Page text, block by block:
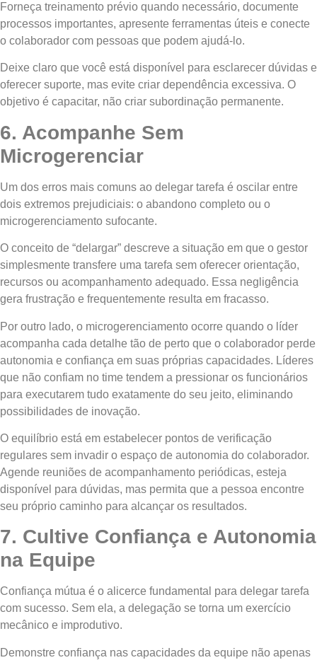
Forneça treinamento prévio quando necessário, documente
processos importantes, apresente ferramentas úteis e conecte
o colaborador com pessoas que podem ajudá-lo.
Deixe claro que você está disponível para esclarecer dúvidas e
oferecer suporte, mas evite criar dependência excessiva. O
objetivo é capacitar, não criar subordinação permanente.
6. Acompanhe Sem
Microgerenciar
Um dos erros mais comuns ao delegar tarefa é oscilar entre
dois extremos prejudiciais: o abandono completo ou o
microgerenciamento sufocante.
O conceito de “delargar” descreve a situação em que o gestor
simplesmente transfere uma tarefa sem oferecer orientação,
recursos ou acompanhamento adequado. Essa negligência
gera frustração e frequentemente resulta em fracasso.
Por outro lado, o microgerenciamento ocorre quando o líder
acompanha cada detalhe tão de perto que o colaborador perde
autonomia e confiança em suas próprias capacidades. Líderes
que não confiam no time tendem a pressionar os funcionários
para executarem tudo exatamente do seu jeito, eliminando
possibilidades de inovação.
O equilíbrio está em estabelecer pontos de verificação
regulares sem invadir o espaço de autonomia do colaborador.
Agende reuniões de acompanhamento periódicas, esteja
disponível para dúvidas, mas permita que a pessoa encontre
seu próprio caminho para alcançar os resultados.
7. Cultive Confiança e Autonomia
na Equipe
Confiança mútua é o alicerce fundamental para delegar tarefa
com sucesso. Sem ela, a delegação se torna um exercício
mecânico e improdutivo.
Demonstre confiança nas capacidades da equipe não apenas